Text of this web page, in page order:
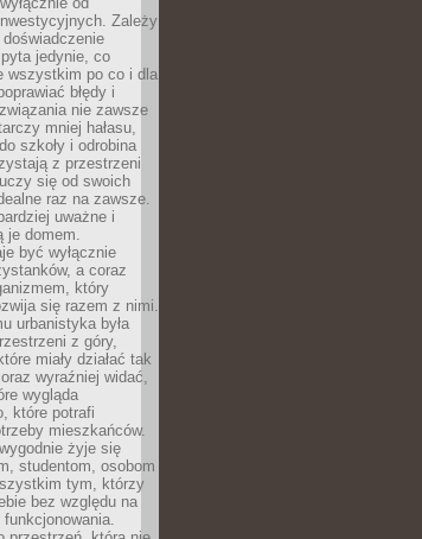
Zależy
jedynie, co
wszystkim po co i dla
błędy i
nie zawsze
mniej hałasu,
szkoły i odrobina
z przestrzeni
się od swoich
raz na zawsze.
uważne i
je domem.
być wyłącznie
a coraz
który
się razem z nimi.
urbanistyka była
z góry,
miały działać tak
wyraźniej widać,
wygląda
które potrafi
mieszkańców.
żyje się
studentom, osobom
tym, którzy
bez względu na